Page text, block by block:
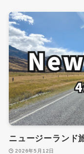
ニュージーランド
2026年5月12日